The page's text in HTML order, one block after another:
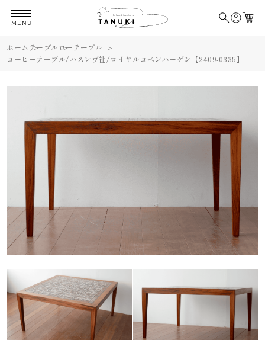
MENU
ホーム テーブル ローテーブル
コーヒーテーブル/ハスレヴ社/ロイヤルコペンハーゲン【2409-0335】